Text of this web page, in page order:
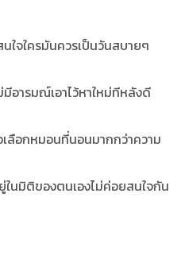
ใจใครมันควรเป็นวันสบายๆ
อารมณ์เอาไว้หาใหม่ทีหลังดี
ลือกหมอนที่นอนมากกว่าความ
นมิติของตนเองไม่ค่อยสนใจกัน